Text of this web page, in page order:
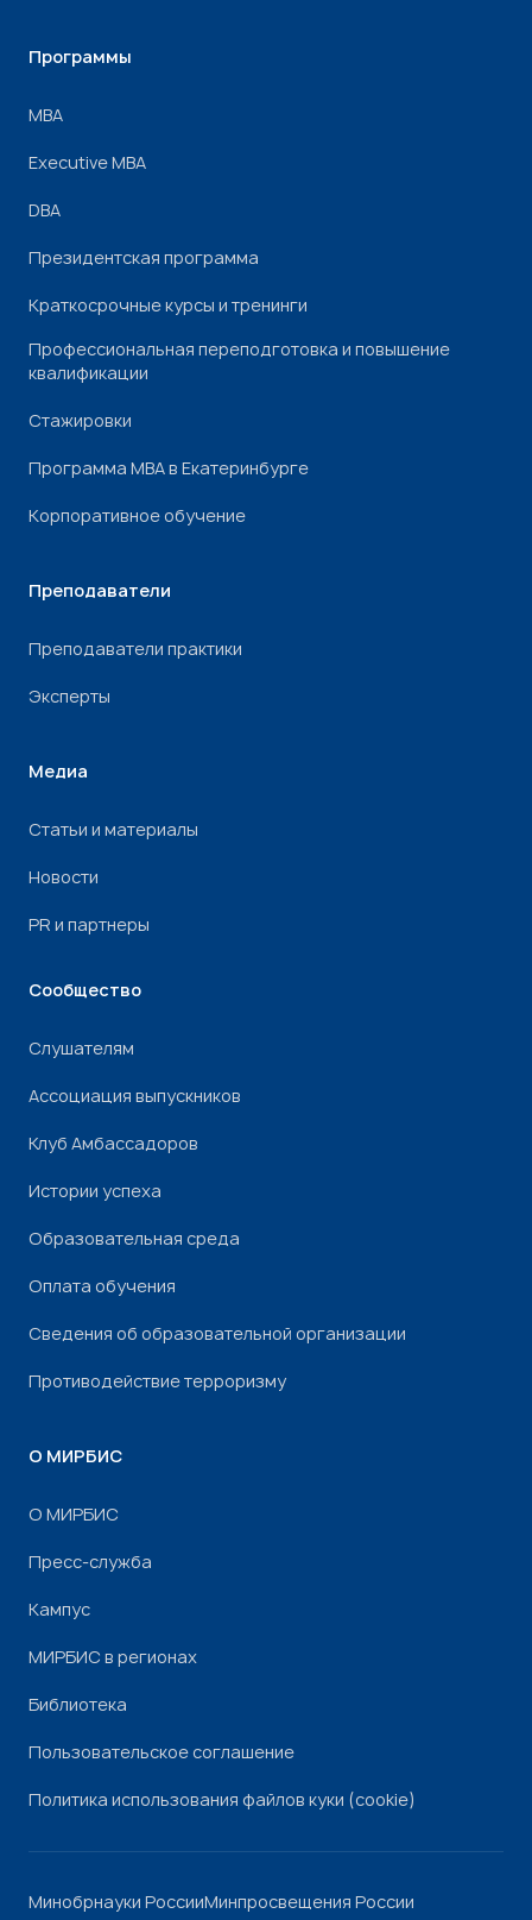
Программы
МВА
Executive MBA
DBA
Президентская программа
Краткосрочные курсы и тренинги
Профессиональная переподготовка и повышение
квалификации
Стажировки
Программа МВА в Екатеринбурге
Корпоративное обучение
Преподаватели
Преподаватели практики
Эксперты
Медиа
Статьи и материалы
Новости
PR и партнеры
Сообщество
Слушателям
Ассоциация выпускников
Клуб Амбассадоров
Истории успеха
Образовательная среда
Оплата обучения
Сведения об образовательной организации
Противодействие терроризму
О МИРБИС
О МИРБИС
Пресс-служба
Кампус
МИРБИС в регионах
Библиотека
Пользовательское соглашение
Политика использования файлов куки (cookie)
Минобрнауки РоссииМинпросвещения России